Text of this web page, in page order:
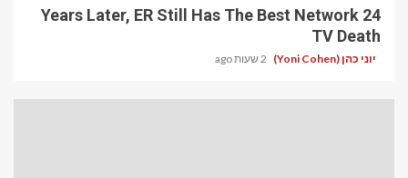
24 Years Later, ER Still Has The Best Network
TV Death
יוני כהן (Yoni Cohen) 2 שעות ago